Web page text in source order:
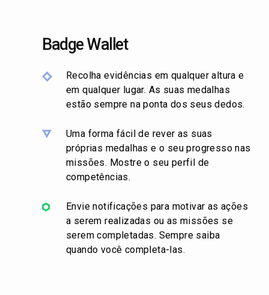
Badge Wallet
Recolha evidências em qualquer altura e
em qualquer lugar. As suas medalhas
estão sempre na ponta dos seus dedos.
Uma forma fácil de rever as suas
próprias medalhas e o seu progresso nas
missões. Mostre o seu perfil de
competências.
Envie notificações para motivar as ações
a serem realizadas ou as missões se
serem completadas. Sempre saiba
quando você completa-las.